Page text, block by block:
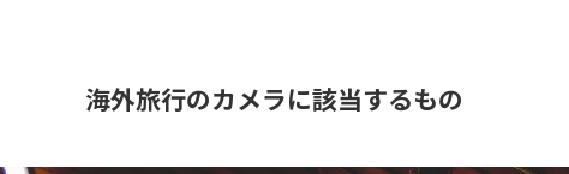
海外旅行のカメラに該当するもの